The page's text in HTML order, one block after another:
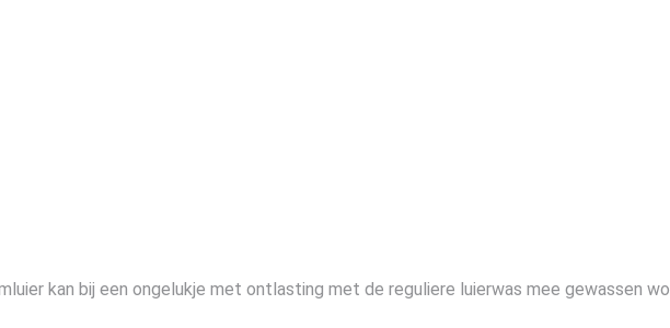
kan bij een ongelukje met ontlasting met de reguliere luierwas mee gewassen